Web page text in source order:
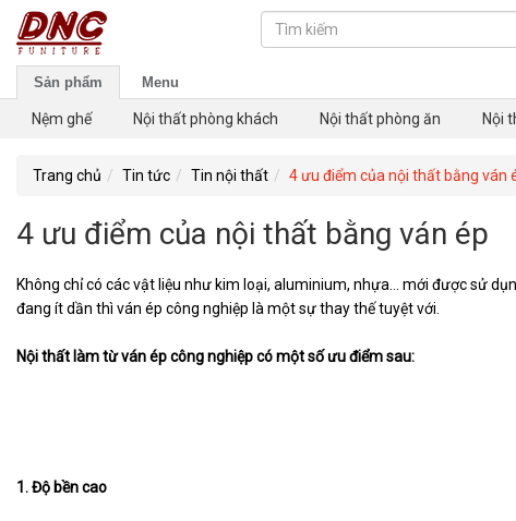
Sản phẩm Menu
Nệm ghế Nội thất phòng khách Nội thất phòng ăn Nội
Trang chủ Tin tức Tin nội thất 4 ưu điểm của nội thất bằng ván
4 ưu điểm của nội thất bằng ván ép
Không chỉ có các vật liệu như kim loại, aluminium, nhựa… mới được sử
đang ít dần thì ván ép công nghiệp là một sự thay thế tuyệt với.
Nội thất làm từ ván ép công nghiệp có một số ưu điểm sau:
1. Độ bền cao